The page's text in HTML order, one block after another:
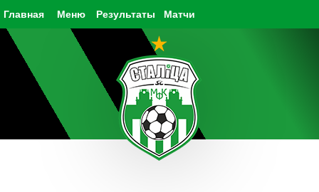
Главная Результаты Матчи
Меню